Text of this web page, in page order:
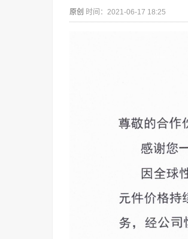
原创 时间：2021-06-17 18:25